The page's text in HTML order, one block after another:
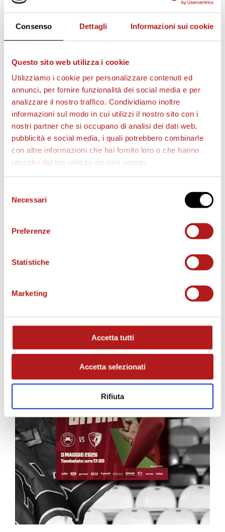
Consenso Dettagli Informazioni sui cookie
Questo sito web utilizza i cookie
Utilizziamo i cookie per personalizzare contenuti ed
annunci, per fornire funzionalità dei social media e per
analizzare il nostro traffico. Condividiamo inoltre
informazioni sul modo in cui utilizzi il nostro sito con i
nostri partner che si occupano di analisi dei dati web,
pubblicità e social media, i quali potrebbero combinarle
con altre informazioni che hai fornito loro o che hanno
raccolto dal tuo utilizzo dei loro servizi.
delNecessari
Preferenze
Statistiche
Marketing
Accetta tutti
Accetta selezionati
Rifiuta
AS CITTADELLA STORE